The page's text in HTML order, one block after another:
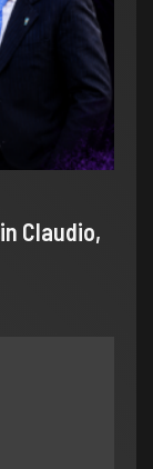
Claudio,